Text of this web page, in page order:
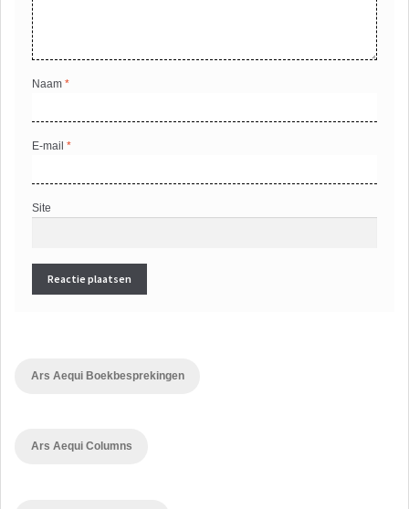
Naam*
E-mail*
Site
Ars Aequi Boekbesprekingen
Ars Aequi Columns